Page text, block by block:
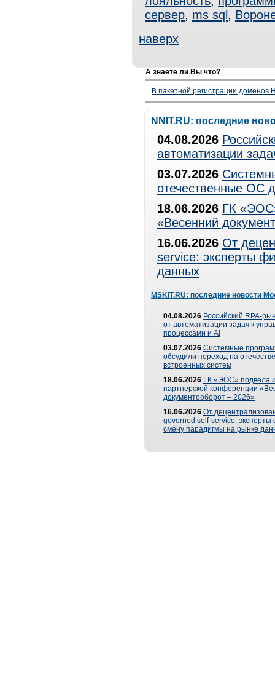
сервер, ms sql ,
наверх
А знаете ли Вы что?
В пакетной регистрации доменов
NNIT.RU: последние
04.08.2026
автоматизации
03.07.2026
отечественные ОС
18.06.2026 ГК
«Весенний
16.06.2026 От
service: эксперты
данных
MSKIT.RU: последние новости
04.08.2026 Российский RPA-
от автоматизации задач к
процессами и AI
03.07.2026 Системные
обсудили переход на
встроенных систем
18.06.2026 ГК «ЭОС» подвела
партнерской конференции
документооборот – 2026»
16.06.2026 От
governed self-service: эксперты
смену парадигмы на рынке